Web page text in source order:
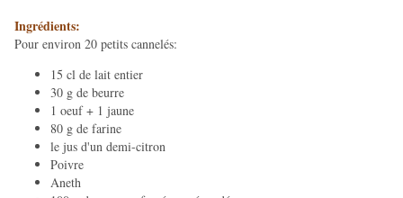
Ingrédients:
Pour environ 20 petits cannelés:
15 cl de lait entier
30 g de beurre
1 oeuf + 1 jaune
80 g de farine
le jus d'un demi-citron
Poivre
Aneth